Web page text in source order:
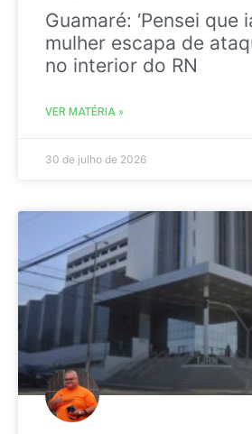
Guamaré: ‘Pensei que
mulher escapa de
no interior do RN
VER MATÉRIA »
30 de julho de 2026